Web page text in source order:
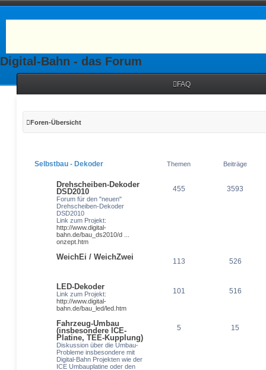
Digital-Bahn - das Forum
FAQ
Foren-Übersicht
Selbstbau - Dekoder Themen Beiträge
Drehscheiben-Dekoder
DSD2010
Forum für den "neuen"
Drehscheiben-Dekoder
DSD2010
Link zum Projekt:
http://www.digital-
bahn.de/bau_ds2010/d ...
onzept.htm
455 3593
WeichEi / WeichZwei 113 526
LED-Dekoder
Link zum Projekt:
http://www.digital-
bahn.de/bau_led/led.htm
101 516
Fahrzeug-Umbau
(insbesondere ICE-
Platine, TEE-Kupplung)
Diskussion über die Umbau-
Probleme insbesondere mit
Digital-Bahn Projekten wie der
ICE Umbauplatine oder den
5 15